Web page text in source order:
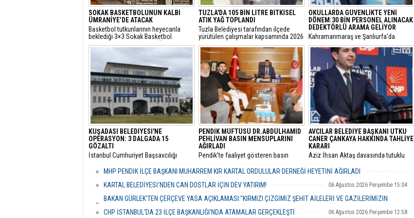
SOKAK BASKETBOLUNUN KALBİ
ÜMRANİYE’DE ATACAK
Basketbol tutkunlarının heyecanla
beklediği 3×3 Sokak Basketbol
Turnuvası, bu yıl 7’nci kez Ümraniye
TUZLA'DA 105 BİN LİTRE BİTKİSEL
ATIK YAĞ TOPLANDI
Tuzla Belediyesi tarafından ilçede
yürütülen çalışmalar kapsamında 2026
yılında 105 bin litre bitkisel atık yağ
toplandı.
OKULLARDA GÜVENLİKTE YENİ
DÖNEM:30 BİN PERSONEL ALINACAK
DEDEKTÖRLÜ ARAMA GELİYOR
​Kahramanmaraş ve Şanlıurfa'da
meydana gelen okul saldırılarının
ardından eğitim kurumlarındaki
güvenlik önlemleri baştan aşağı
yenileniyor.
KUŞADASI BELEDİYESİ'NE
OPERASYON: 3 DALGADA 15
GÖZALTI
​İstanbul Cumhuriyet Başsavcılığı
"rüşvet" ve "irtikap" soruşturmasında
Kuşadası Belediyesi’ne yönelik üçüncü
dalga operasyonu düzenlendi.
PENDİK MÜFTÜSÜ DR.ABDÜLHAMİD
PEHLİVAN BASIN MENSUPLARINI
AĞIRLADI
​Pendik’te faaliyet gösteren basın
görevine başlayan Dr. Abdulhamid
yeni görevi için tebriklerini iletti.
AVCILAR BELEDİYE BAŞKANI UTKU
CANER ÇANKAYA HAKKINDA TAHLİYE
KARARI
​Aziz İhsan Aktaş davasında tutuklu
Utku Caner Çaykara ile Seyhan
Özcan Zenger için tahliye kararı çıktı.
MHP PENDİK İLÇE BAŞKANI MUHARREM KIR KARTAL ORDULULAR DERNEĞİ HEYETİNİ AĞIRLADI
06 Ağustos 2026 Perşembe 17:56
KARTAL BELEDİYESİ’NDEN CAN DOSTLAR İÇİN DEV YATIRIM! 06 Ağustos 2026 Perşembe 15:04
BAKAN GÜRLEK'TEN ÇERÇEVE YASA AÇIKLAMASI:''KIRMIZI ÇİZGİMİZ ŞEHİT AİLELERİ VE GAZİLERİMİZİN
HASSASİYETİDİR''
CHP İSTANBUL'DA 23 İLÇE BAŞKANLIĞI'NDA ATAMALAR GERÇEKLEŞTİ 06 Ağustos 2026 Perşembe 12:58